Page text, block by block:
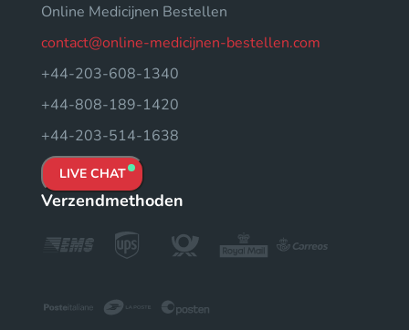
Online Medicijnen Bestellen
contact@online-medicijnen-bestellen.com
+44-203-608-1340
+44-808-189-1420
+44-203-514-1638
LIVE CHAT
Verzendmethoden